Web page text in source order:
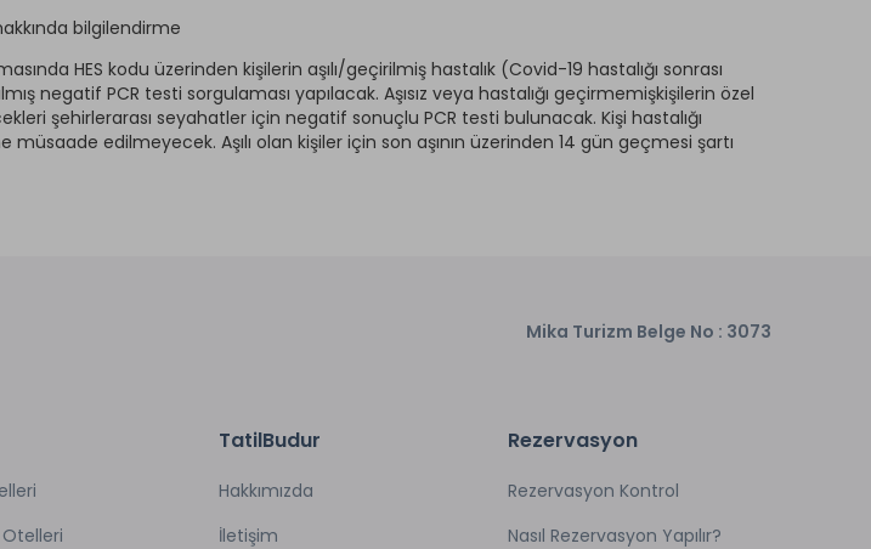
bilgilendirme
HES kodu üzerinden kişilerin aşılı/geçirilmiş hastalık (Covid-19 hastalığı sonrası
negatif PCR testi sorgulaması yapılacak. Aşısız veya hastalığı geçirmemişkişilerin özel
şehirlerarası seyahatler için negatif sonuçlu PCR testi bulunacak. Kişi hastalığı
edilmeyecek. Aşılı olan kişiler için son aşının üzerinden 14 gün geçmesi şartı
Mika Turizm Belge No : 3073
TatilBudur
Hakkımızda
İletişim
Rezervasyon
Rezervasyon Kontrol
Nasıl Rezervasyon Yapılır?